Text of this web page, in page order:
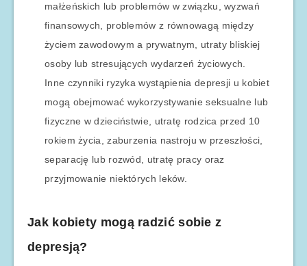
małżeńskich lub problemów w związku, wyzwań
finansowych, problemów z równowagą między
życiem zawodowym a prywatnym, utraty bliskiej
osoby lub stresujących wydarzeń życiowych.
Inne czynniki ryzyka wystąpienia depresji u kobiet
mogą obejmować wykorzystywanie seksualne lub
fizyczne w dzieciństwie, utratę rodzica przed 10
rokiem życia, zaburzenia nastroju w przeszłości,
separację lub rozwód, utratę pracy oraz
przyjmowanie niektórych leków.
Jak kobiety mogą radzić sobie z
depresją?